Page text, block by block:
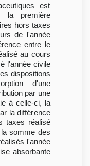
est
la première
hors taxes
de l'année
entre le
au cours
l'année civile
dispositions
d'une
par une
à celle-ci, la
la différence
taxes réalisé
somme des
l'année
absorbante